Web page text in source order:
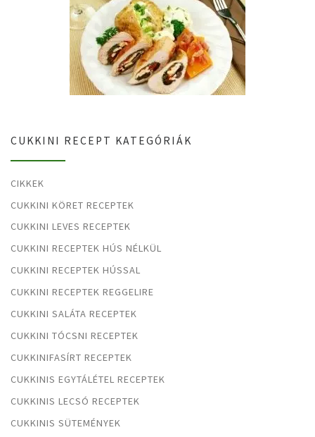
CUKKINI RECEPT KATEGÓRIÁK
CIKKEK
CUKKINI KÖRET RECEPTEK
CUKKINI LEVES RECEPTEK
CUKKINI RECEPTEK HÚS NÉLKÜL
CUKKINI RECEPTEK HÚSSAL
CUKKINI RECEPTEK REGGELIRE
CUKKINI SALÁTA RECEPTEK
CUKKINI TÓCSNI RECEPTEK
CUKKINIFASÍRT RECEPTEK
CUKKINIS EGYTÁLÉTEL RECEPTEK
CUKKINIS LECSÓ RECEPTEK
CUKKINIS SÜTEMÉNYEK